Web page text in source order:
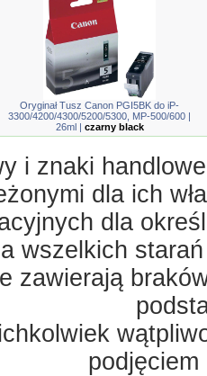
Oryginał Tusz Canon PGI5BK do iP-
3300/4200/4300/5200/5300, MP-500/600 |
26ml | czarny black
i znaki
dla ich
dla
wszelkich
zawierają